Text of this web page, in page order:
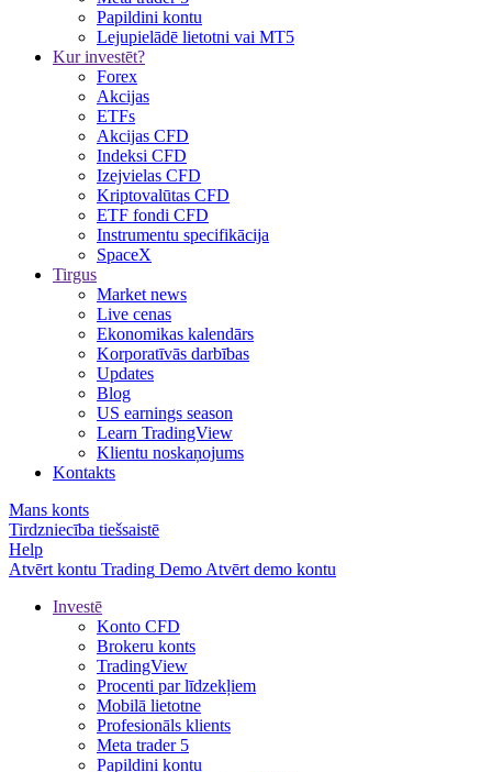
Papildini kontu
Lejupielādē lietotni vai MT5
Kur investēt?
Forex
Akcijas
ETFs
Akcijas CFD
Indeksi CFD
Izejvielas CFD
Kriptovalūtas CFD
ETF fondi CFD
Instrumentu specifikācija
SpaceX
Tirgus
Market news
Live cenas
Ekonomikas kalendārs
Korporatīvās darbības
Updates
Blog
US earnings season
Learn TradingView
Klientu noskaņojums
Kontakts
Mans konts
Tirdzniecība tiešsaistē
Help
Atvērt kontu Trading Demo Atvērt demo kontu
Investē
Konto CFD
Brokeru konts
TradingView
Procenti par līdzekļiem
Mobilā lietotne
Profesionāls klients
Meta trader 5
Papildini kontu